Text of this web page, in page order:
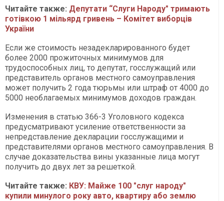
Читайте также: Депутати “Слуги Народу" тримають
готівкою 1 мільярд гривень – Комітет виборців
України
Если же стоимость незадекларированного будет
более 2000 прожиточных минимумов для
трудоспособных лиц, то депутат, госслужащий или
представитель органов местного самоуправления
может получить 2 года тюрьмы или штраф от 4000 до
5000 необлагаемых минимумов доходов граждан.
Изменения в статью 366-3 Уголовного кодекса
предусматривают усиление ответственности за
непредставление декларации госслужащими и
представителями органов местного самоуправления. В
случае доказательства вины указанные лица могут
получить до двух лет за решеткой.
Читайте также: КВУ: Майже 100 "слуг народу"
купили минулого року авто, квартиру або землю